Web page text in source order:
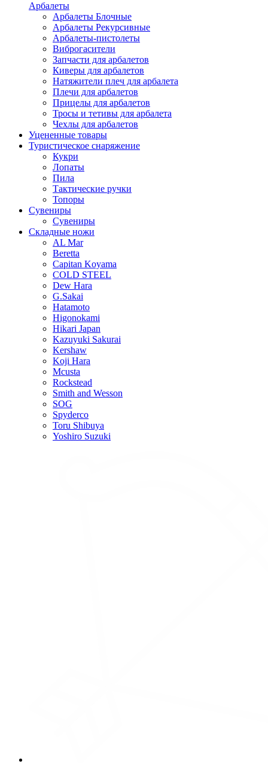
Арбалеты
Арбалеты Блочные
Арбалеты Рекурсивные
Арбалеты-пистолеты
Виброгасители
Запчасти для арбалетов
Киверы для арбалетов
Натяжители плеч для арбалета
Плечи для арбалетов
Прицелы для арбалетов
Тросы и тетивы для арбалета
Чехлы для арбалетов
Уцененные товары
Туристическое снаряжение
Кукри
Лопаты
Пила
Тактические ручки
Топоры
Сувениры
Сувениры
Складные ножи
AL Mar
Beretta
Capitan Koyama
COLD STEEL
Dew Hara
G.Sakai
Hatamoto
Higonokami
Hikari Japan
Kazuyuki Sakurai
Kershaw
Koji Hara
Mcusta
Rockstead
Smith and Wesson
SOG
Spyderco
Toru Shibuya
Yoshiro Suzuki